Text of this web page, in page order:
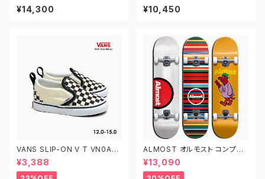
PAN PRO 1201A920.001 ア
シックス スケートボーディング
¥14,300
N0A5FCBY28 26.0-27.5 ヴ
ァンズ スケートオールドスクー
¥10,450
VANS SLIP-ON V T VN0A3
4885GX CHECKERBOARD
BLACK/WHITE 12.0-15.0 ヴ
ァンズ クラシック スリッポン ベ
¥3,388
ALMOST オルモスト コンプリ
ート デッキ スケートボード スケ
ボー 7.625インチ 7.75インチ
7.875インチ 子供用 キッズ
¥13,090